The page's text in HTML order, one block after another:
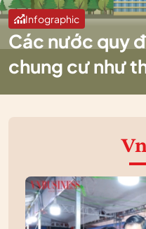
Infographic
Các nước quy
chung cư như